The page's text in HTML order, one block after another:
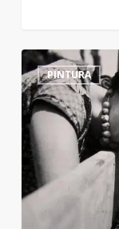
Não
vou
te
pedir
nada.
Frida
Kahlo
PINTURA